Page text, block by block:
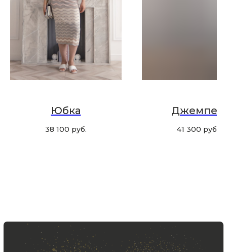
Юбка
38 100 руб.
Джемпер
41 300 руб.
КУПИТЬ КАРТУ
Скидка 10% за подписку
на Телеграм канал
Хотите быть в курсе всех новинок
и акций, подпишитесь на email рассылку